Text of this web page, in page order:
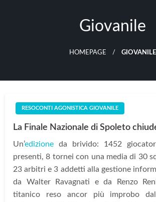
Giovanile
HOMEPAGE GIOVANILE
RESOCONTI AGONISTICA GIOVANILE
La Finale Nazionale di Spoleto
Un’edizione da brivido: 1452
presenti, 8 tornei con una media di 30
23 arbitri e 3 addetti alla gestione
da Walter Ravagnati e da Renzo
titanico reso ancor più improbo